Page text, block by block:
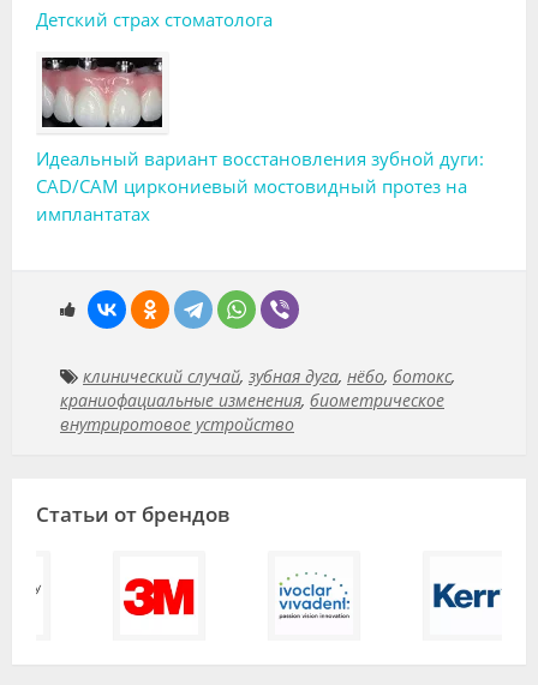
Детский страх стоматолога
Идеальный вариант восстановления зубной дуги:
CAD/CAM циркониевый мостовидный протез на
имплантатах
клинический случай, зубная дуга, нёбо, ботокс,
краниофациальные изменения, биометрическое
внутриротовое устройство
Статьи от брендов